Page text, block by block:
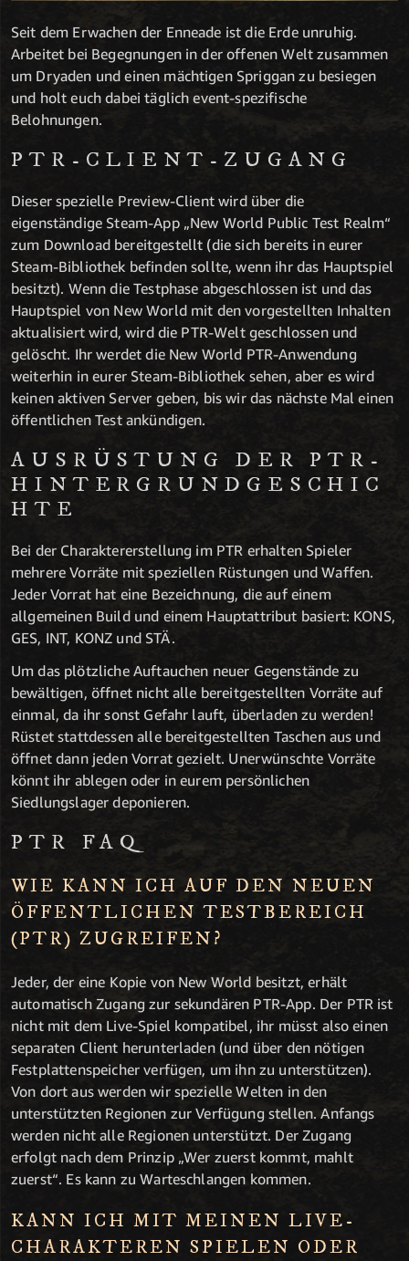
Seit dem Erwachen der Enneade ist die Erde unruhig.
Arbeitet bei Begegnungen in der offenen Welt zusammen
um Dryaden und einen mächtigen Spriggan zu besiegen
und holt euch dabei täglich event-spezifische
Belohnungen.
PTR-CLIENT-ZUGANG
Dieser spezielle Preview-Client wird über die
eigenständige Steam-App „New World Public Test Realm“
zum Download bereitgestellt (die sich bereits in eurer
Steam-Bibliothek befinden sollte, wenn ihr das Hauptspiel
besitzt). Wenn die Testphase abgeschlossen ist und das
Hauptspiel von New World mit den vorgestellten Inhalten
aktualisiert wird, wird die PTR-Welt geschlossen und
gelöscht. Ihr werdet die New World PTR-Anwendung
weiterhin in eurer Steam-Bibliothek sehen, aber es wird
keinen aktiven Server geben, bis wir das nächste Mal einen
öffentlichen Test ankündigen.
AUSRÜSTUNG DER PTR-
HINTERGRUNDGESCHIC
HTE
Bei der Charaktererstellung im PTR erhalten Spieler
mehrere Vorräte mit speziellen Rüstungen und Waffen.
Jeder Vorrat hat eine Bezeichnung, die auf einem
allgemeinen Build und einem Hauptattribut basiert: KONS,
GES, INT, KONZ und STÄ.
Um das plötzliche Auftauchen neuer Gegenstände zu
bewältigen, öffnet nicht alle bereitgestellten Vorräte auf
einmal, da ihr sonst Gefahr lauft, überladen zu werden!
Rüstet stattdessen alle bereitgestellten Taschen aus und
öffnet dann jeden Vorrat gezielt. Unerwünschte Vorräte
könnt ihr ablegen oder in eurem persönlichen
Siedlungslager deponieren.
PTR FAQ
WIE KANN ICH AUF DEN NEUEN
ÖFFENTLICHEN TESTBEREICH
(PTR) ZUGREIFEN?
Jeder, der eine Kopie von New World besitzt, erhält
automatisch Zugang zur sekundären PTR-App. Der PTR ist
nicht mit dem Live-Spiel kompatibel, ihr müsst also einen
separaten Client herunterladen (und über den nötigen
Festplattenspeicher verfügen, um ihn zu unterstützen).
Von dort aus werden wir spezielle Welten in den
unterstützten Regionen zur Verfügung stellen. Anfangs
werden nicht alle Regionen unterstützt. Der Zugang
erfolgt nach dem Prinzip „Wer zuerst kommt, mahlt
zuerst“. Es kann zu Warteschlangen kommen.
KANN ICH MIT MEINEN LIVE-
CHARAKTEREN SPIELEN ODER